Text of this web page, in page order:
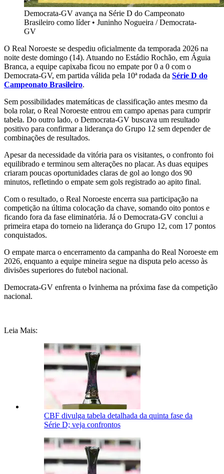
Democrata-GV avança na Série D do Campeonato
Brasileiro como líder• Juninho Nogueira / Democrata-
GV
O Real Noroeste se despediu oficialmente da temporada 2026 na
noite deste domingo (14). Atuando no Estádio Rochão, em Águia
Branca, a equipe capixaba ficou no empate por 0 a 0 com o
Democrata-GV, em partida válida pela 10ª rodada da Série D do
Campeonato Brasileiro.
Sem possibilidades matemáticas de classificação antes mesmo da
bola rolar, o Real Noroeste entrou em campo apenas para cumprir
tabela. Do outro lado, o Democrata-GV buscava um resultado
positivo para confirmar a liderança do Grupo 12 sem depender de
combinações de resultados.
Apesar da necessidade da vitória para os visitantes, o confronto foi
equilibrado e terminou sem alterações no placar. As duas equipes
criaram poucas oportunidades claras de gol ao longo dos 90
minutos, refletindo o empate sem gols registrado ao apito final.
Com o resultado, o Real Noroeste encerra sua participação na
competição na última colocação da chave, somando oito pontos e
ficando fora da fase eliminatória. Já o Democrata-GV conclui a
primeira etapa do torneio na liderança do Grupo 12, com 17 pontos
conquistados.
O empate marca o encerramento da campanha do Real Noroeste em
2026, enquanto a equipe mineira segue na disputa pelo acesso às
divisões superiores do futebol nacional.
Democrata-GV enfrenta o Ivinhema na próxima fase da competição
nacional.
Leia Mais:
CBF divulga tabela detalhada da quinta fase da
Série D; veja confrontos